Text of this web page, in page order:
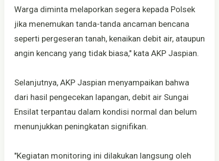
Warga diminta melaporkan segera kepada Polsek
jika menemukan tanda-tanda ancaman bencana
seperti pergeseran tanah, kenaikan debit air, ataupun
angin kencang yang tidak biasa," kata AKP Jaspian.
Selanjutnya, AKP Jaspian menyampaikan bahwa
dari hasil pengecekan lapangan, debit air Sungai
Ensilat terpantau dalam kondisi normal dan belum
menunjukkan peningkatan signifikan.
"Kegiatan monitoring ini dilakukan langsung oleh